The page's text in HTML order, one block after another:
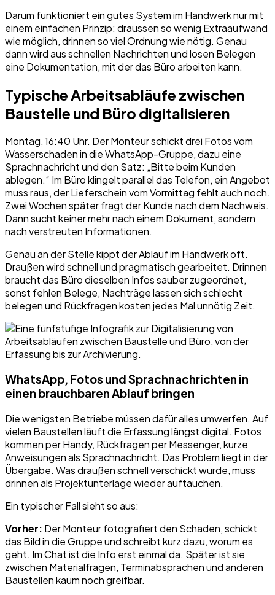
Darum funktioniert ein gutes System im Handwerk nur mit
einem einfachen Prinzip: draussen so wenig Extraaufwand
wie möglich, drinnen so viel Ordnung wie nötig. Genau
dann wird aus schnellen Nachrichten und losen Belegen
eine Dokumentation, mit der das Büro arbeiten kann.
Typische Arbeitsabläufe zwischen
Baustelle und Büro digitalisieren
Montag, 16:40 Uhr. Der Monteur schickt drei Fotos vom
Wasserschaden in die WhatsApp-Gruppe, dazu eine
Sprachnachricht und den Satz: „Bitte beim Kunden
ablegen.“ Im Büro klingelt parallel das Telefon, ein Angebot
muss raus, der Lieferschein vom Vormittag fehlt auch noch.
Zwei Wochen später fragt der Kunde nach dem Nachweis.
Dann sucht keiner mehr nach einem Dokument, sondern
nach verstreuten Informationen.
Genau an der Stelle kippt der Ablauf im Handwerk oft.
Draußen wird schnell und pragmatisch gearbeitet. Drinnen
braucht das Büro dieselben Infos sauber zugeordnet,
sonst fehlen Belege, Nachträge lassen sich schlecht
belegen und Rückfragen kosten jedes Mal unnötig Zeit.
WhatsApp, Fotos und Sprachnachrichten in
einen brauchbaren Ablauf bringen
Die wenigsten Betriebe müssen dafür alles umwerfen. Auf
vielen Baustellen läuft die Erfassung längst digital. Fotos
kommen per Handy, Rückfragen per Messenger, kurze
Anweisungen als Sprachnachricht. Das Problem liegt in der
Übergabe. Was draußen schnell verschickt wurde, muss
drinnen als Projektunterlage wieder auftauchen.
Ein typischer Fall sieht so aus:
Vorher: Der Monteur fotografiert den Schaden, schickt
das Bild in die Gruppe und schreibt kurz dazu, worum es
geht. Im Chat ist die Info erst einmal da. Später ist sie
zwischen Materialfragen, Terminabsprachen und anderen
Baustellen kaum noch greifbar.